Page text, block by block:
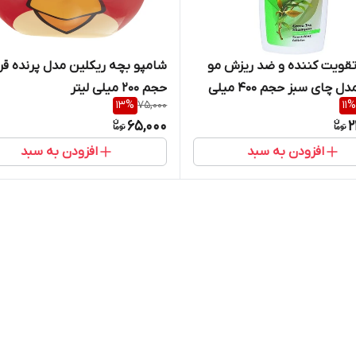
کننده و ضد ریزش مو
پرمون مدل چای سبز حجم 400 میلی
11%
افزودن به سبد
شامپو بچه ریکلین مدل پرنده
حجم 200 میلی لیتر
75,000
13%
65,000
افزودن به سبد